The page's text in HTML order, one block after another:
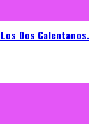
Dos Calentanos.